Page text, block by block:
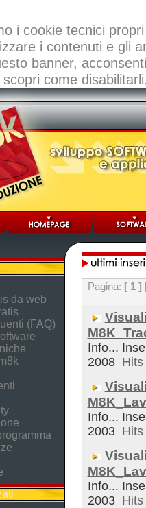
i cookie tecnici
i contenuti e gli
banner,
come
da web
(FAQ)
Pagina: [ 1 ]
Info...
2008
Info...
2003
Info...
2003